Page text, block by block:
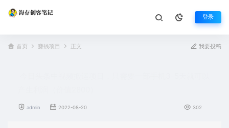
登录
首页 赚钱项目 正文 我要投稿
admin 2022-08-20 302